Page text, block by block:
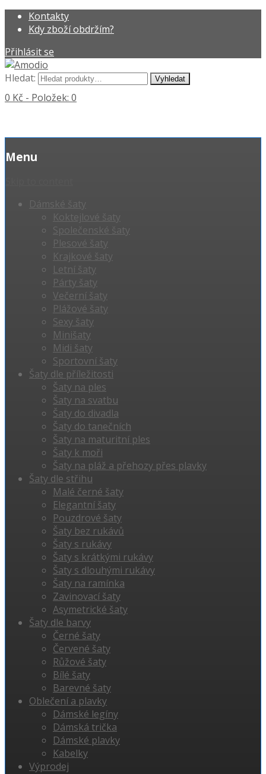
Kontakty
Kdy zboží obdržím?
Přihlásit se
Hledat:
0 Kč - Položek: 0
Menu
Dámské šaty
Koktejlové šaty
Společenské šaty
Plesové šaty
Krajkové šaty
Letní šaty
Párty šaty
Večerní šaty
Plážové šaty
Sexy šaty
Minišaty
Midi šaty
Sportovní šaty
Šaty dle příležitosti
Šaty na ples
Šaty na svatbu
Šaty do divadla
Šaty do tanečních
Šaty na maturitní ples
Šaty k moři
Šaty na pláž a přehozy přes plavky
Šaty dle střihu
Malé černé šaty
Elegantní šaty
Pouzdrové šaty
Šaty bez rukávů
Šaty s rukávy
Šaty s krátkými rukávy
Šaty s dlouhými rukávy
Šaty na ramínka
Zavinovací šaty
Asymetrické šaty
Šaty dle barvy
Černé šaty
Červené šaty
Růžové šaty
Bílé šaty
Barevné šaty
Oblečení a plavky
Dámské legíny
Dámská trička
Dámské plavky
Kabelky
Výprodej